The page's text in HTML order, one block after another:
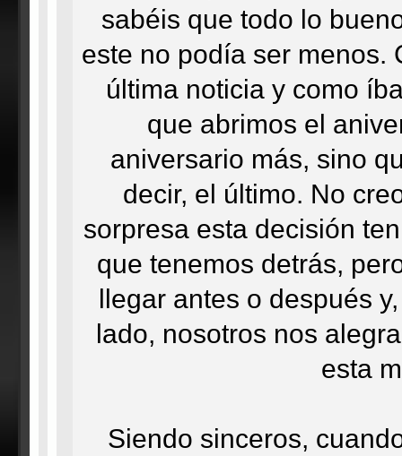
sabéis que todo lo
este no podía ser menos.
última noticia y como
que abrimos el
aniversario más, sino
decir, el último. No
sorpresa esta decisión
que tenemos detrás,
llegar antes o después
lado, nosotros nos
esta
Siendo sinceros,